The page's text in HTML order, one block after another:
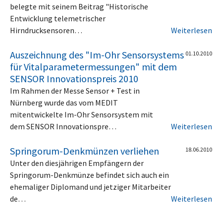
belegte mit seinem Beitrag "Historische
Entwicklung telemetrischer
Hirndrucksensoren…
Weiterlesen
Auszeichnung des "Im-Ohr Sensorsystems
für Vitalparametermessungen" mit dem
SENSOR Innovationspreis 2010
01.10.2010
Im Rahmen der Messe Sensor + Test in
Nürnberg wurde das vom MEDIT
mitentwickelte Im-Ohr Sensorsystem mit
dem SENSOR Innovationspre…
Weiterlesen
Springorum-Denkmünzen verliehen 18.06.2010
Unter den diesjährigen Empfängern der
Springorum-Denkmünze befindet sich auch ein
ehemaliger Diplomand und jetziger Mitarbeiter
de…
Weiterlesen